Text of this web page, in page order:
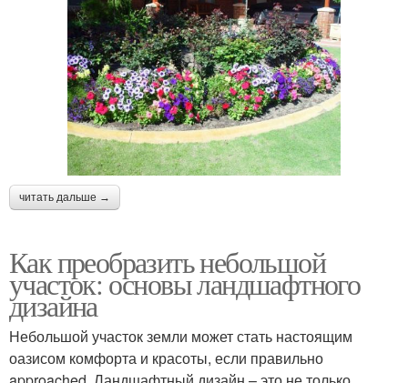
читать дальше →
Как преобразить небольшой
участок: основы ландшафтного
дизайна
Небольшой участок земли может стать настоящим
оазисом комфорта и красоты, если правильно